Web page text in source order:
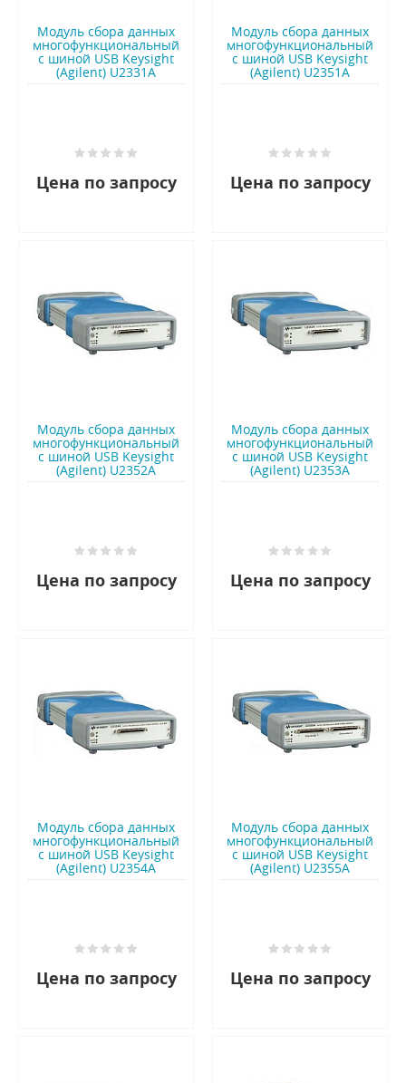
Модуль сбора данных
многофункциональный
с шиной USB Keysight
(Agilent) U2331A
Цена по запросу
Модуль сбора данных
многофункциональный
с шиной USB Keysight
(Agilent) U2351A
Цена по запросу
Модуль сбора данных
многофункциональный
с шиной USB Keysight
(Agilent) U2352A
Цена по запросу
Модуль сбора данных
многофункциональный
с шиной USB Keysight
(Agilent) U2353A
Цена по запросу
Модуль сбора данных
многофункциональный
с шиной USB Keysight
(Agilent) U2354A
Цена по запросу
Модуль сбора данных
многофункциональный
с шиной USB Keysight
(Agilent) U2355A
Цена по запросу